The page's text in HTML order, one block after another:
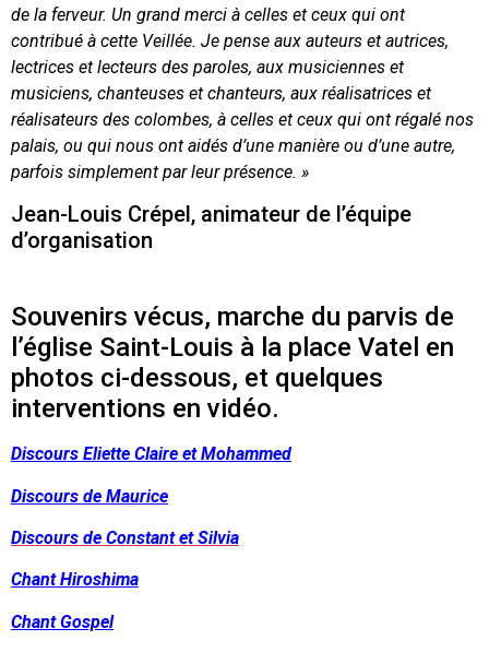
de la ferveur. Un grand merci à celles et ceux qui ont
contribué à cette Veillée. Je pense aux auteurs et autrices,
lectrices et lecteurs des paroles, aux musiciennes et
musiciens, chanteuses et chanteurs, aux réalisatrices et
réalisateurs des colombes, à celles et ceux qui ont régalé nos
palais, ou qui nous ont aidés d’une manière ou d’une autre,
parfois simplement par leur présence. »
Jean-Louis Crépel, animateur de l’équipe
d’organisation
Souvenirs vécus, marche du parvis de
l’église Saint-Louis à la place Vatel en
photos ci-dessous, et quelques
interventions en vidéo.
Discours Eliette Claire et Mohammed
Discours de Maurice
Discours de Constant et Silvia
Chant Hiroshima
Chant Gospel